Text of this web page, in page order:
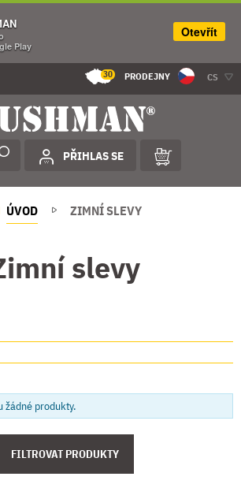
30 PRODEJNY CS
PŘIHLAS SE
ÚVOD ZIMNÍ SLEVY
slevy
žádné produkty.
FILTROVAT PRODUKTY
Play
Otevřít